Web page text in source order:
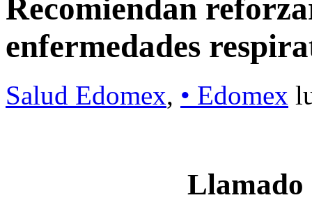
Recomiendan
enfermedades
Salud Edomex, • Edomex